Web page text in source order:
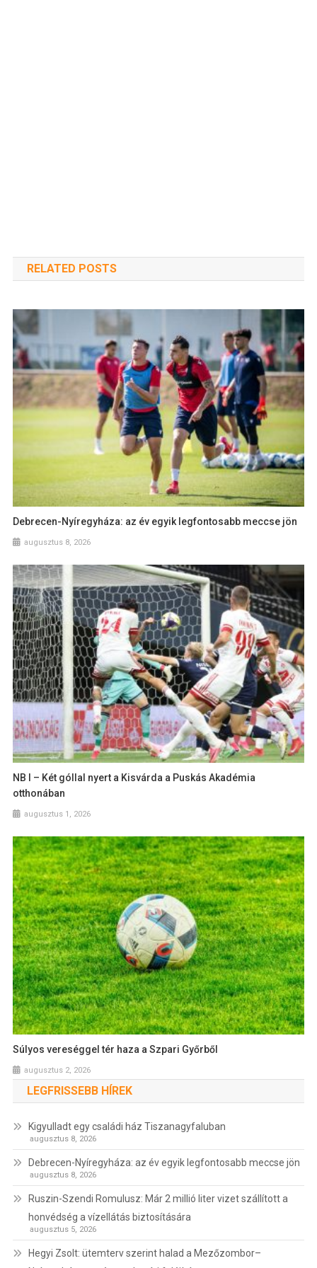
RELATED POSTS
Debrecen-Nyíregyháza: az év egyik legfontosabb meccse jön
augusztus 8, 2026
NB I – Két góllal nyert a Kisvárda a Puskás Akadémia
otthonában
augusztus 1, 2026
Súlyos vereséggel tér haza a Szpari Győrből
augusztus 2, 2026
LEGFRISSEBB HÍREK
Kigyulladt egy családi ház Tiszanagyfaluban
augusztus 8, 2026
Debrecen-Nyíregyháza: az év egyik legfontosabb meccse jön
augusztus 8, 2026
Ruszin-Szendi Romulusz: Már 2 millió liter vizet szállított a
honvédség a vízellátás biztosítására
augusztus 5, 2026
Hegyi Zsolt: ütemterv szerint halad a Mezőzombor–